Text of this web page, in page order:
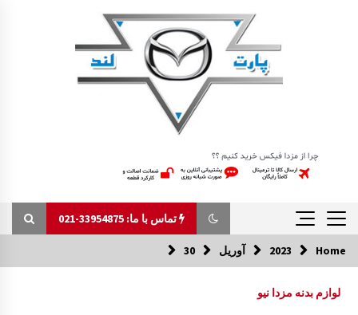
تماس با ما: 33954875-021
تماس با ما: 33954875-021
Home
2023 آوریل 30
لوازم بدنه مزدا نیو